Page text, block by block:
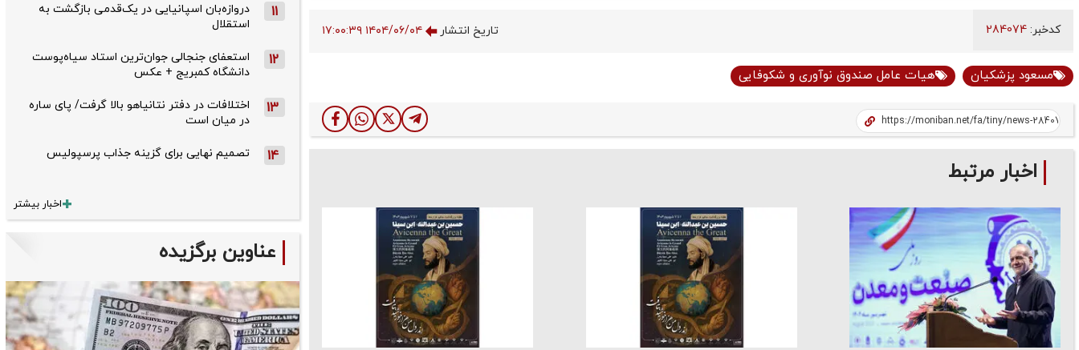
کدخبر: تاریخ انتشار ۱۴۰۴/۰۶/۰۴ ۱۷:۰۰:۳۹
مسعود پزشکیان هیات عامل صندوق نوآوری و شکوفایی
اخبار مرتبط
11
دروازه‌بان اسپانیایی در یک‌قدمی بازگشت به
استقلال
12
استعفای جنجالی جوان‌ترین استاد سیاه‌پوست
دانشگاه کمبریج + عکس
13
اختلافات در دفتر نتانیاهو بالا گرفت/ پای ساره
در میان است
14 تصمیم نهایی برای گزینه جذاب پرسپولیس
اخبار بیشتر
عناوین برگزیده